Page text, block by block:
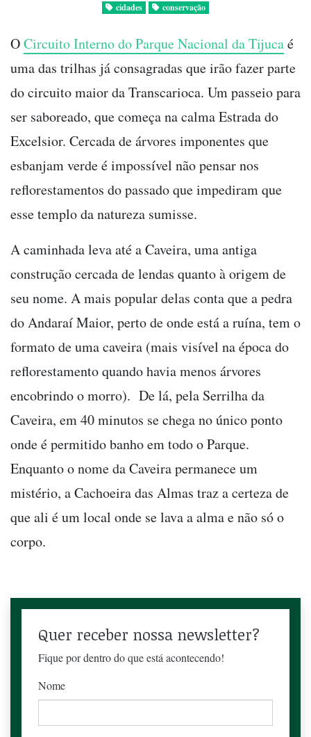
cidades conservação
OCircuito Interno do Parque Nacional da Tijucaé
uma das trilhas já consagradas que irão fazer parte
do circuito maior da Transcarioca. Um passeio para
ser saboreado, que começa na calma Estrada do
Excelsior. Cercada de árvores imponentes que
esbanjam verde é impossível não pensar nos
reflorestamentos do passado que impediram que
esse templo da natureza sumisse.
A caminhada leva até a Caveira, uma antiga
construção cercada de lendas quanto à origem de
seu nome. A mais popular delas conta que a pedra
do Andaraí Maior, perto de onde está a ruína, tem o
formato de uma caveira (mais visível na época do
reflorestamento quando havia menos árvores
encobrindo o morro). De lá, pela Serrilha da
Caveira, em 40 minutos se chega no único ponto
onde é permitido banho em todo o Parque.
Enquanto o nome da Caveira permanece um
mistério, a Cachoeira das Almas traz a certeza de
que ali é um local onde se lava a alma e não só o
corpo.
Quer receber nossa newsletter?
Fique por dentro do que está acontecendo!
Nome